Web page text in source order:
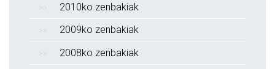
2010ko zenbakiak
2009ko zenbakiak
2008ko zenbakiak